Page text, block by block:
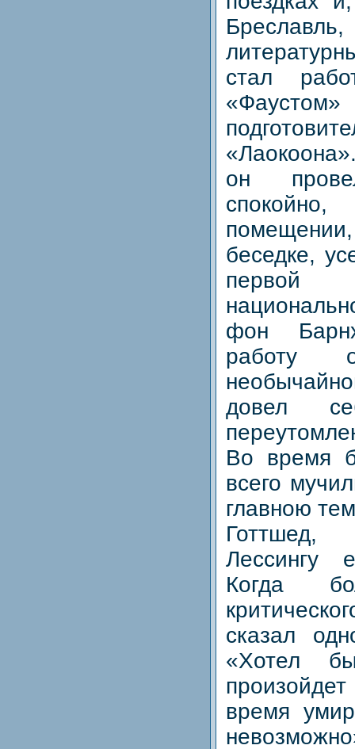
стал
он
беседке,
фон
работу
довел
Во время
всего
главною
Лессингу
Когда
сказал
«Хотел
время